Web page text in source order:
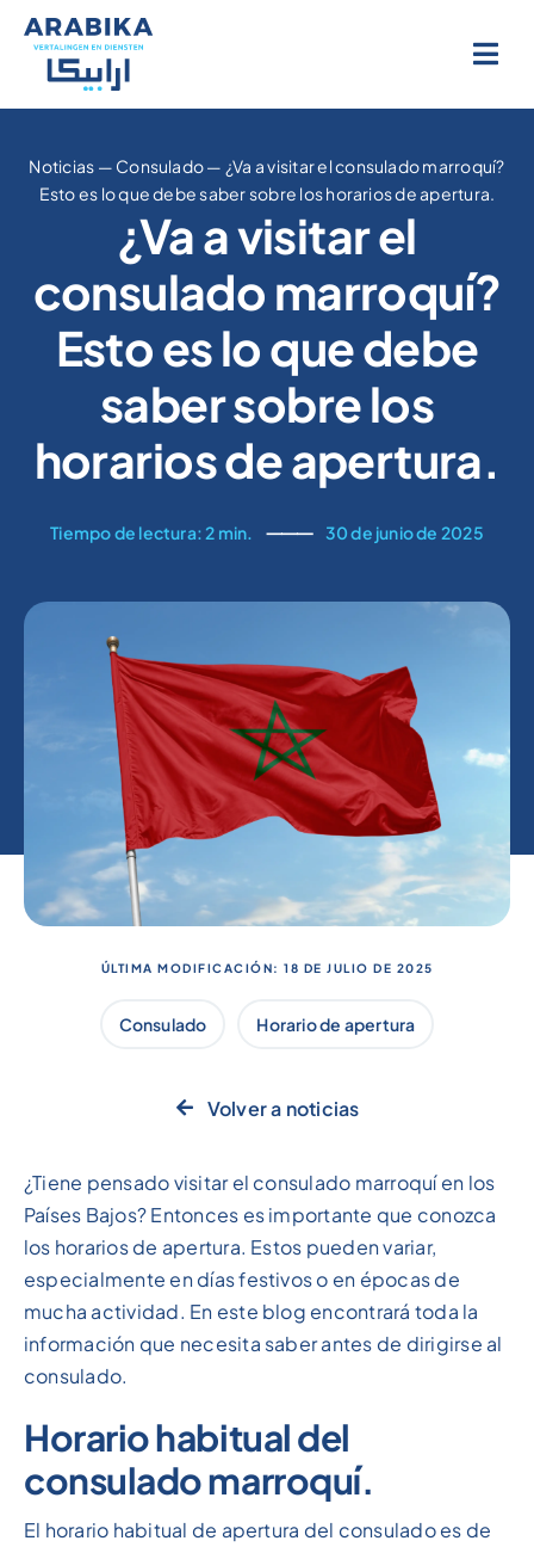
contenido
Noticias — Consulado— ¿Va a visitar el consulado marroquí?
Esto es lo que debe saber sobre los horarios de apertura.
¿Va a visitar el
consulado marroquí?
Esto es lo que debe
saber sobre los
horarios de apertura.
Tiempo de lectura: 2 min. ⸻ 30 de junio de 2025
ÚLTIMA MODIFICACIÓN: 18 DE JULIO DE 2025
Consulado Horario de apertura
Volver a noticias
¿Tiene pensado visitar el consulado marroquí en los
Países Bajos? Entonces es importante que conozca
los horarios de apertura. Estos pueden variar,
especialmente en días festivos o en épocas de
mucha actividad. En este blog encontrará toda la
información que necesita saber antes de dirigirse al
consulado.
Horario habitual del
consulado marroquí.
El horario habitual de apertura del consulado es de